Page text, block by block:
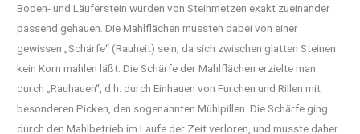
Boden- und Läuferstein wurden von Steinmetzen exakt zueinander
passend gehauen. Die Mahlflächen mussten dabei von einer
gewissen „Schärfe“ (Rauheit) sein, da sich zwischen glatten Steinen
kein Korn mahlen läßt. Die Schärfe der Mahlflächen erzielte man
durch „Rauhauen“, d.h. durch Einhauen von Furchen und Rillen mit
besonderen Picken, den sogenannten Mühlpillen. Die Schärfe ging
durch den Mahlbetrieb im Laufe der Zeit verloren, und musste daher